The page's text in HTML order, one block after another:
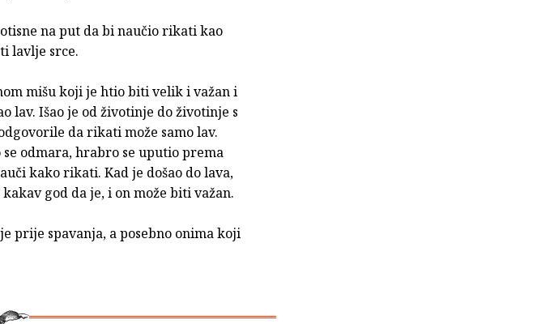
na put da bi naučio rikati kao
lavlje srce.
mišu koji je htio biti velik i važan i
lav. Išao je od životinje do životinje s
da rikati može samo lav.
odmara, hrabro se uputio prema
kako rikati. Kad je došao do lava,
god da je, i on može biti važan.
prije spavanja, a posebno onima koji